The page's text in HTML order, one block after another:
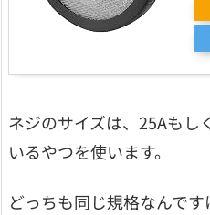
ネジのサイズは、25Aもし
いるやつを使います。
どっちも同じ規格なんで